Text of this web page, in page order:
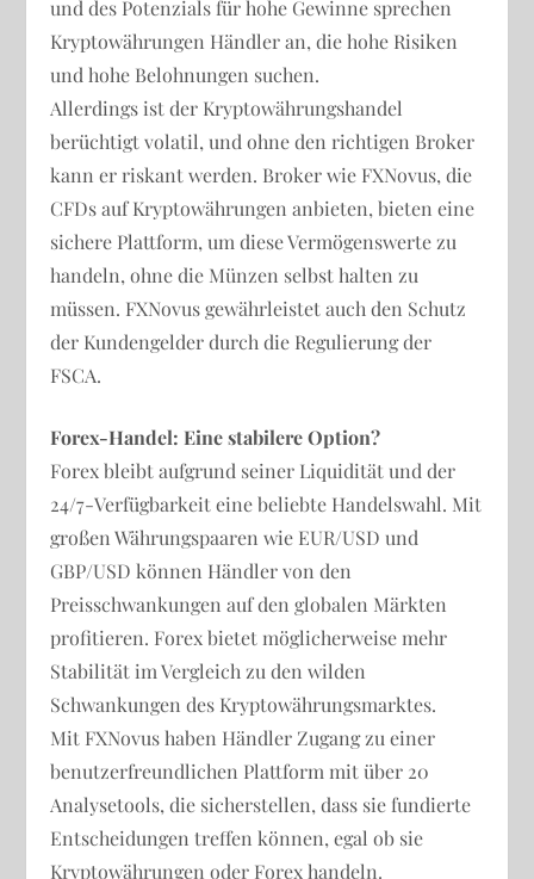
und des Potenzials für hohe Gewinne sprechen
Kryptowährungen Händler an, die hohe Risiken
und hohe Belohnungen suchen.
Allerdings ist der Kryptowährungshandel
berüchtigt volatil, und ohne den richtigen Broker
kann er riskant werden. Broker wie FXNovus, die
CFDs auf Kryptowährungen anbieten, bieten eine
sichere Plattform, um diese Vermögenswerte zu
handeln, ohne die Münzen selbst halten zu
müssen. FXNovus gewährleistet auch den Schutz
der Kundengelder durch die Regulierung der
FSCA.
Forex-Handel: Eine stabilere Option?
Forex bleibt aufgrund seiner Liquidität und der
24/7-Verfügbarkeit eine beliebte Handelswahl. Mit
großen Währungspaaren wie EUR/USD und
GBP/USD können Händler von den
Preisschwankungen auf den globalen Märkten
profitieren. Forex bietet möglicherweise mehr
Stabilität im Vergleich zu den wilden
Schwankungen des Kryptowährungsmarktes.
Mit FXNovus haben Händler Zugang zu einer
benutzerfreundlichen Plattform mit über 20
Analysetools, die sicherstellen, dass sie fundierte
Entscheidungen treffen können, egal ob sie
Kryptowährungen oder Forex handeln.